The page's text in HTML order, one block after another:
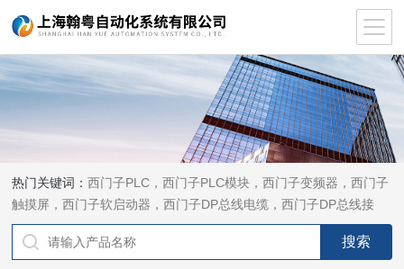
热门关键词：西门子PLC，西门子PLC模块，西门子变频器，西门子
触摸屏，西门子软启动器，西门子DP总线电缆，西门子DP总线接
头，西门子CP通讯网卡，西门子数控系统及停产备件